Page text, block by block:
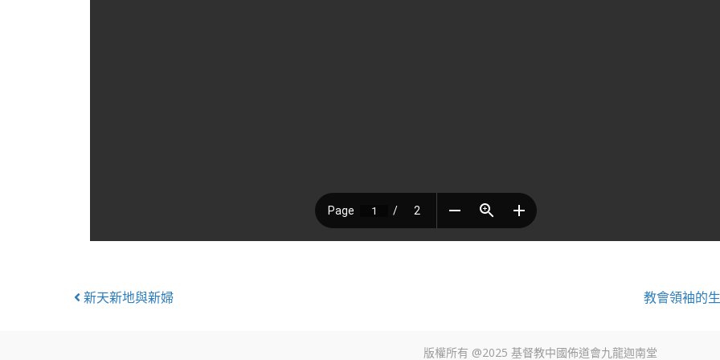
Posts
新天新地與新婦 教會領袖的
版權所有 @2025 基督教中國佈道會九龍迦南堂